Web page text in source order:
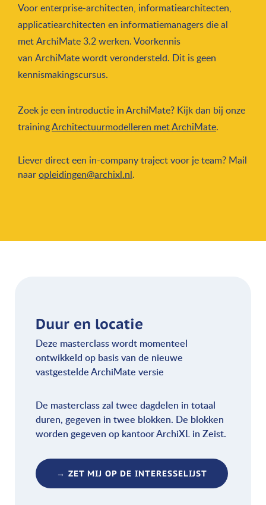
Voor enterprise-architecten, informatiearchitecten,
applicatiearchitecten en informatiemanagers die al
met ArchiMate 3.2 werken. Voorkennis
van ArchiMate wordt verondersteld. Dit is geen
kennismakingscursus.
Zoek je een introductie in ArchiMate? Kijk dan bij onze
trainingArchitectuurmodelleren met ArchiMate.
Liever direct een in-company traject voor je team? Mail
naaropleidingen@archixl.nl.
Duur en locatie
Deze masterclass wordt momenteel
ontwikkeld op basis van de nieuwe
vastgestelde ArchiMate versie
De masterclass zal twee dagdelen in totaal
duren, gegeven in twee blokken. De blokken
worden gegeven op kantoor ArchiXL in Zeist.
→ ZET MIJ OP DE INTERESSELIJST